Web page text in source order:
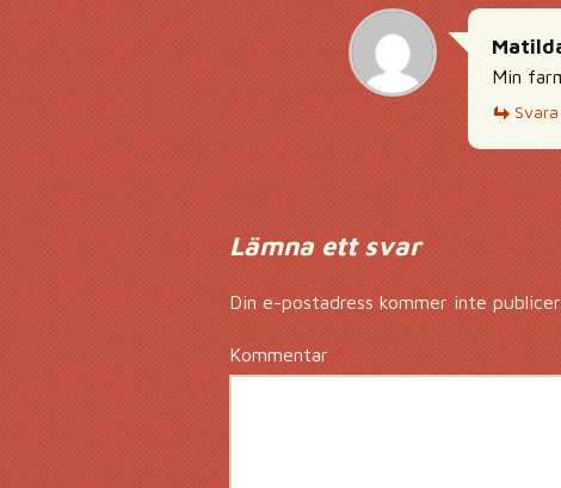
Min
Svara
Lämna ett svar
Din e-postadress kommer inte
Kommentar *